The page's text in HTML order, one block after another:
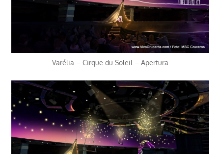
Varélia – Cirque du Soleil – Apertura